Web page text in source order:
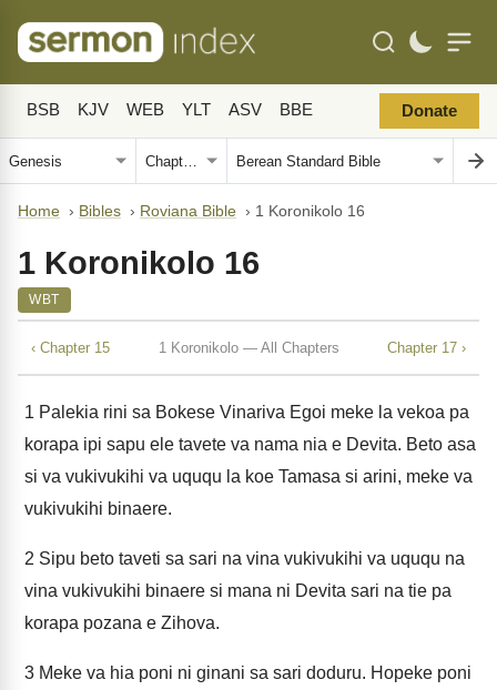
BSB KJV WEB YLT ASV BBE Donate
Home › Bibles › Roviana Bible › 1 Koronikolo 16
1 Koronikolo 16
WBT
‹ Chapter 15 1 Koronikolo — All Chapters Chapter 17 ›
1 Palekia rini sa Bokese Vinariva Egoi meke la vekoa pa
korapa ipi sapu ele tavete va nama nia e Devita. Beto asa
si va vukivukihi va uququ la koe Tamasa si arini, meke va
vukivukihi binaere.
2 Sipu beto taveti sa sari na vina vukivukihi va uququ na
vina vukivukihi binaere si mana ni Devita sari na tie pa
korapa pozana e Zihova.
3 Meke va hia poni ni ginani sa sari doduru. Hopeke poni